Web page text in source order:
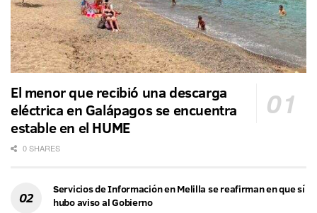
El menor que recibió una descarga
eléctrica en Galápagos se encuentra
estable en el HUME
0 SHARES
Servicios de Información en Melilla se reafirman en que sí
hubo aviso al Gobierno